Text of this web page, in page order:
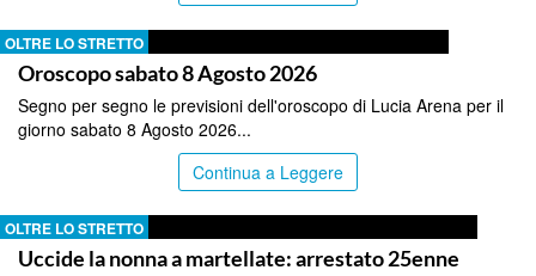
OLTRE LO STRETTO
Oroscopo sabato 8 Agosto 2026
Segno per segno le previsioni dell'oroscopo di Lucia Arena per il
giorno sabato 8 Agosto 2026...
Continua a Leggere
OLTRE LO STRETTO
Uccide la nonna a martellate: arrestato 25enne